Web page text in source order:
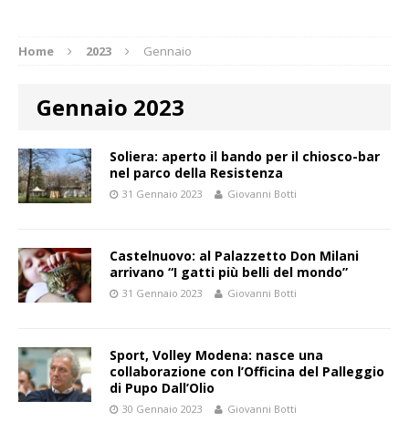
Home 2023 Gennaio
Gennaio 2023
Soliera: aperto il bando per il chiosco-bar
nel parco della Resistenza
31 Gennaio 2023 Giovanni Botti
Castelnuovo: al Palazzetto Don Milani
arrivano “I gatti più belli del mondo”
31 Gennaio 2023 Giovanni Botti
Sport, Volley Modena: nasce una
collaborazione con l’Officina del Palleggio
di Pupo Dall’Olio
30 Gennaio 2023 Giovanni Botti